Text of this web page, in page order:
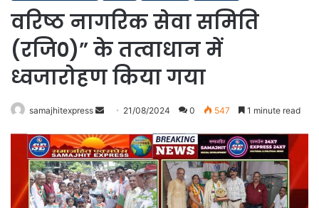
वरिष्ठ नागरिक सेवा समिति
(रजि०)” के तत्वाधान में
ध्वजारोहण किया गया
samajhitexpress
Send
email
21/08/2024 0 547 1 minute read